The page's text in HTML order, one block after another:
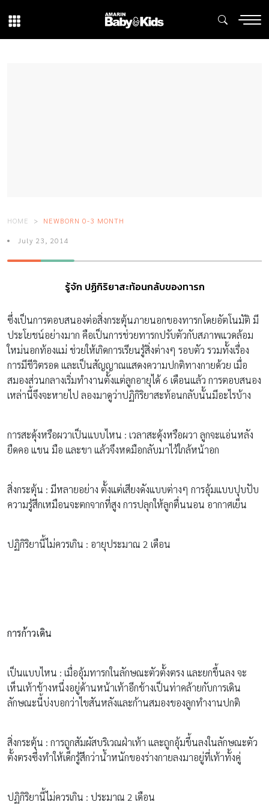
HOME NEWBORN 0-3 MONTH
July 23, 2014
รู้จัก ปฏิกิริยาสะท้อนกลับของทารก
ซึ่งเป็นการตอบสนองต่อสิ่งกระตุ้นภายนอกของทารกโดยอัตโนมัติ มี
ประโยชน์อย่างมาก คือเป็นการช่วยทารกปรับตัวกับสภาพแวดล้อม
ใหม่นอกท้องแม่ ช่วยให้เกิดการเรียนรู้สิ่งต่างๆ รอบตัว รวมทั้งเรื่อง
การมีชีวิตรอด และเป็นสัญญาณแสดงความปกติทางกายด้วย เมื่อ
สมองส่วนกลางเริ่มทำงานตั้งแต่ลูกอายุได้ 6 เดือนแล้ว การตอบสนอง
เหล่านี้จึงจะหายไป ลองมาดูว่าปฏิกิริยาสะท้อนกลับนั้นมีอะไรบ้าง
การสะดุ้งหรือผวาเป็นแบบไหน : เวลาสะดุ้งหรือผวา ลูกจะแอ่นหลัง
ยืดคอ แขน มือ และขา แล้วจึงหดมือกลับมาไว้ใกล้หน้าอก
สิ่งกระตุ้น : มีหลายอย่าง ตั้งแต่เสียงดังแบบต่างๆ การอุ้มแบบปุบปับ
ความรู้สึกเหมือนจะตกจากที่สูง การปลุกให้ลูกตื่นนอน อากาศเย็น
ปฏิกิริยานี้ไม่ควรเกิน : อายุประมาณ 2 เดือน
การก้าวเดิน
เป็นแบบไหน : เมื่ออุ้มทารกในลักษณะตัวตั้งตรง และยกขึ้นลง จะ
เห็นเท้าข้างหนึ่งอยู่ด้านหน้าเท้าอีกข้างเป็นท่าคล้ายกับการเดิน
ลักษณะนี้บ่งบอกว่าไขสันหลังและก้านสมองของลูกทำงานปกติ
สิ่งกระตุ้น : การถูกสัมผัสบริเวณฝ่าเท้า และถูกอุ้มขึ้นลงในลักษณะตัว
ตั้งตรงซึ่งทำให้เด็กรู้สึกว่าน้ำหนักของร่างกายลงมาอยู่ที่เท้าทั้งคู่
ปฏิกิริยานี้ไม่ควรเกิน : ประมาณ 2 เดือน